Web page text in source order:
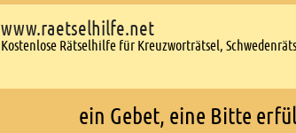
www.raetselhilfe.net
Kostenlose Rätselhilfe für Kreuzworträtsel,
ein Gebet, eine Bitte